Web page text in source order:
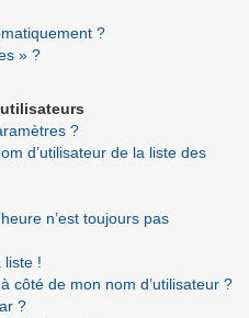
?
» ?
?
d’utilisateur de la liste des
n’est toujours pas
liste !
côté de mon nom d’utilisateur ?
?